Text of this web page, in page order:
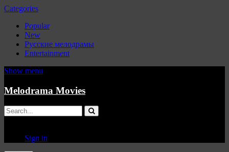
Categories
Popular
New
Русские мелодрамы
Entertainment
Show menu
Melodrama Movies
Sign in